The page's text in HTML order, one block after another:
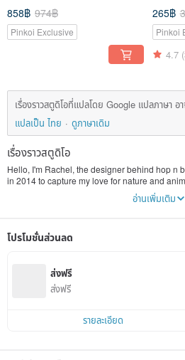
Tote Bag Canvas Bag Side
Backpack Trash Bag
858฿ 974฿
Pinkoi Exclusive
265฿
Pinkoi
4.7
เรื่องราวสตูดิโอที่แปลโดย Google แปลภาษา
แปลเป็น ไทย
ดูภาษาเดิม
เรื่องราวสตูดิโอ
Hello, I'm Rachel, the designer behind hop n
in 2014 to capture my love for nature and
capturing the adorable and healing beauty of
Hop n Bounce's design philosophy is
and fun to your life.
อ่านเพิ่มเติม
โปรโมชั่นส่วนลด
ส่งฟรี
ส่งฟรี
รายละเอียด